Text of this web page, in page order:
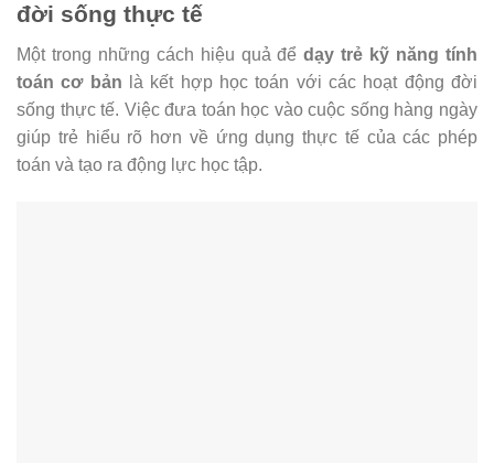
đời sống thực tế
Một trong những cách hiệu quả đểdạy trẻ kỹ năng tính
toán cơ bản là kết hợp học toán với các hoạt động đời
sống thực tế. Việc đưa toán học vào cuộc sống hàng ngày
giúp trẻ hiểu rõ hơn về ứng dụng thực tế của các phép
toán và tạo ra động lực học tập.